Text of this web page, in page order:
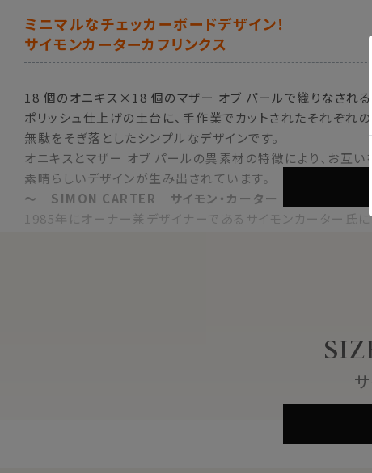
ミニマルなチェッカーボードデザイン！
サイモンカーターカフリンクス
18 個のオニキス×18 個のマザー オブ パールで織りなされる
ポリッシュ仕上げの土台に、手作業でカットされたそれぞれ
無駄をそぎ落としたシンプルなデザインです。
オニキスとマザー オブ パールの異素材の特徴により、お互い
素晴らしいデザインが生み出されています。
～ SIMON CARTER サイモン・カーター ～
1985年にオーナー兼デザイナーであるサイモンカーター氏に